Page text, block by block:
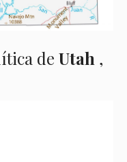
de Utah ,